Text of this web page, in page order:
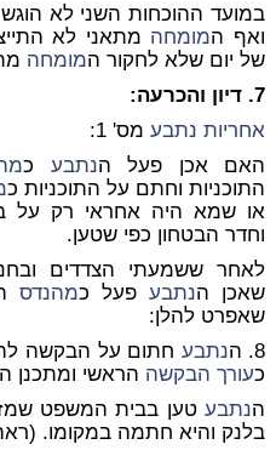
במועד ההוכחות השני לא
ואף המומחה מתאני לא
של יום שלא לחקור המומחה
7. דיון והכרעה:
אחריות נתבעמס' 1:
האם אכן פעל הנתבע כ
התוכניות וחתם על התוכניות כ
או שמא היה אחראי רק על
וחדר הבטחון כפי שטען.
לאחר ששמעתי הצדדים
שאכן הנתבעפעל כמהנדס
שאפרט להלן:
8. ה
נתבע חתום על הבקשה
כעורך הבקשה הראשי ומתכנן
הנתבעטען בבית המשפט
בלנק והיא חתמה במקומו. (ראה עמ' 28